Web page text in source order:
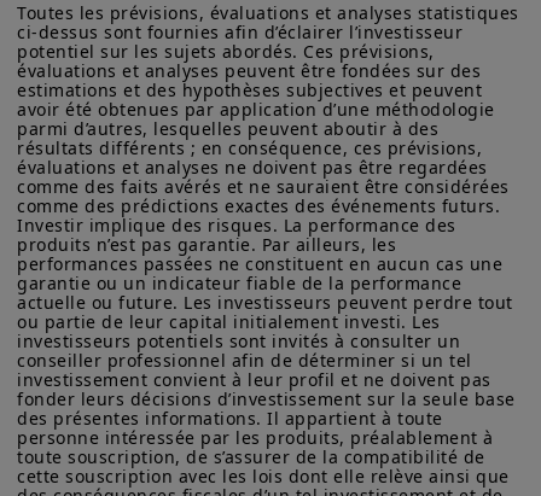
Toutes les prévisions, évaluations et analyses statistiques
ci-dessus sont fournies afin d’éclairer l’investisseur
potentiel sur les sujets abordés. Ces prévisions,
évaluations et analyses peuvent être fondées sur des
estimations et des hypothèses subjectives et peuvent
avoir été obtenues par application d’une méthodologie
parmi d’autres, lesquelles peuvent aboutir à des
résultats différents ; en conséquence, ces prévisions,
évaluations et analyses ne doivent pas être regardées
comme des faits avérés et ne sauraient être considérées
comme des prédictions exactes des événements futurs.
Investir implique des risques. La performance des
produits n’est pas garantie. Par ailleurs, les
performances passées ne constituent en aucun cas une
garantie ou un indicateur fiable de la performance
actuelle ou future. Les investisseurs peuvent perdre tout
ou partie de leur capital initialement investi. Les
investisseurs potentiels sont invités à consulter un
conseiller professionnel afin de déterminer si un tel
investissement convient à leur profil et ne doivent pas
fonder leurs décisions d’investissement sur la seule base
des présentes informations. Il appartient à toute
personne intéressée par les produits, préalablement à
toute souscription, de s’assurer de la compatibilité de
cette souscription avec les lois dont elle relève ainsi que